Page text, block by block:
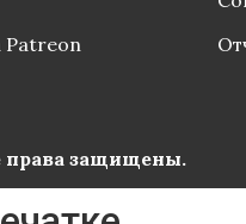
Patreon
права защищены.